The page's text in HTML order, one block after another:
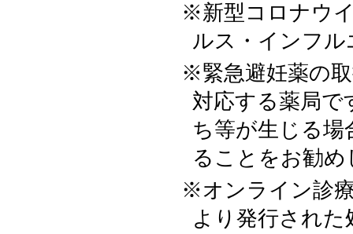
新型コロナウ
ルス・インフ
緊急避妊薬の
対応する薬局で
ち等が生じる
ることをお勧め
オンライン診
より発行された